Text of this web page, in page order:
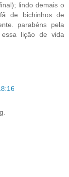
lindo demais o
de bichinhos de
parabéns pela
lição de vida